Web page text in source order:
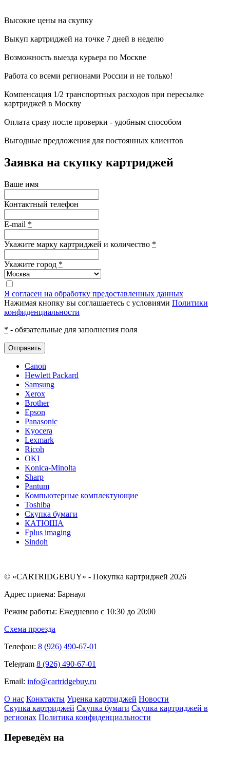
Высокие цены на скупку
Выкуп картриджей на точке 7 дней в неделю
Возможность выезда курьера по Москве
Работа со всеми регионами России и не только!
Компенсация 1/2 транспортных расходов при пересылке
картриджей в Москву
Оплата сразу после проверки - удобным способом
Выгодные предложения для постоянных клиентов
Заявка на скупку картриджей
Ваше имя
Контактный телефон
E-mail *
Укажите марку картриджей и количество *
Укажите город *
Я согласен на обработку предоставленных данных
Нажимая кнопку вы соглашаетесь с условиями Политики
конфиденциальности
* - обязательные для заполнения поля
Отправить
Canon
Hewlett Packard
Samsung
Xerox
Brother
Epson
Panasonic
Kyocera
Lexmark
Ricoh
OKI
Konica-Minolta
Sharp
Pantum
Компьютерные комплектующие
Toshiba
Скупка бумаги
КАТЮША
Fplus imaging
Sindoh
© «CARTRIDGEBUY» - Покупка картриджей 2026
Адрес приема: Барнаул
Режим работы: Ежедневно с 10:30 до 20:00
Схема проезда
Телефон: 8 (926) 490-67-01
Telegram 8 (926) 490-67-01
Email: info@cartridgebuy.ru
О нас Конктакты Уценка картриджей Новости
Скупка картриджей Скупка бумаги Скупка картриджей в
регионах Политика конфиденциальности
Переведём на